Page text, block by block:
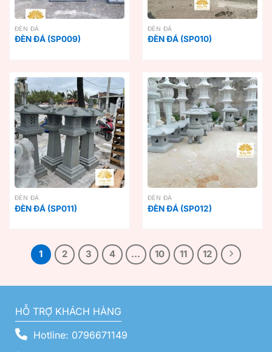
ĐÈN ĐÁ
ĐÈN ĐÁ (SP009)
ĐÈN ĐÁ
ĐÈN ĐÁ (SP010)
ĐÈN ĐÁ
ĐÈN ĐÁ (SP011)
ĐÈN ĐÁ
ĐÈN ĐÁ (SP012)
1 2 3 4 … 10 11 12
HỖ TRỢ KHÁCH HÀNG
Hotline: 0796671149